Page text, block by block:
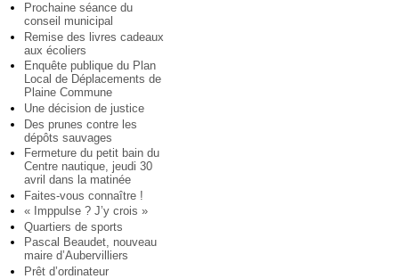
Prochaine séance du
conseil municipal
Remise des livres cadeaux
aux écoliers
Enquête publique du Plan
Local de Déplacements de
Plaine Commune
Une décision de justice
Des prunes contre les
dépôts sauvages
Fermeture du petit bain du
Centre nautique, jeudi 30
avril dans la matinée
Faites-vous connaître !
« Imppulse ? J’y crois »
Quartiers de sports
Pascal Beaudet, nouveau
maire d’Aubervilliers
Prêt d’ordinateur